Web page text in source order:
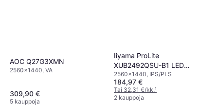
AOC Q27G3XMN
2560x1440, VA
309,90 €
5 kauppoja
Iiyama ProLite
XUB2492QSU-B1 LED
Monitor
2560x1440, IPS/PLS
184,97 €
Tai 32,31 €/kk.¹
2 kauppoja